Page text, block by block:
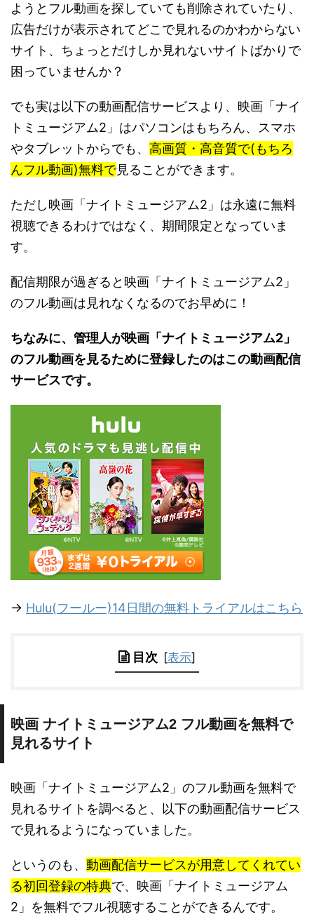
ようとフル動画を探していても削除されていたり、
広告だけが表示されてどこで見れるのかわからない
サイト、ちょっとだけしか見れないサイトばかりで
困っていませんか？
でも実は以下の動画配信サービスより、映画「ナイ
トミュージアム2」はパソコンはもちろん、スマホ
やタブレットからでも、 高画質・高音質で(もちろ
んフル動画)無料で見ることができます。
ただし映画「ナイトミュージアム2」は永遠に無料
視聴できるわけではなく、期間限定となっていま
す。
配信期限が過ぎると映画「ナイトミュージアム2」
のフル動画は見れなくなるのでお早めに！
ちなみに、管理人が映画「ナイトミュージアム2」
のフル動画を見るために登録したのはこの動画配信
サービスです。
→ Hulu(フールー)14日間の無料トライアルはこちら
目次 [表示]
映画 ナイトミュージアム2 フル動画を無料で
見れるサイト
映画「ナイトミュージアム2」のフル動画を無料で
見れるサイトを調べると、以下の動画配信サービス
で見れるようになっていました。
というのも、 動画配信サービスが用意してくれてい
る初回登録の特典で、映画「ナイトミュージアム
2」を無料でフル視聴することができるんです。